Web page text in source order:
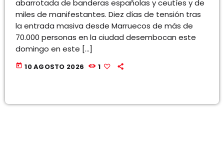
abarrotada de banderas españolas y ceutíes y de
miles de manifestantes. Diez días de tensión tras
la entrada masiva desde Marruecos de más de
70.000 personas en la ciudad desembocan este
domingo en este […]
today 10 AGOSTO 2026 1